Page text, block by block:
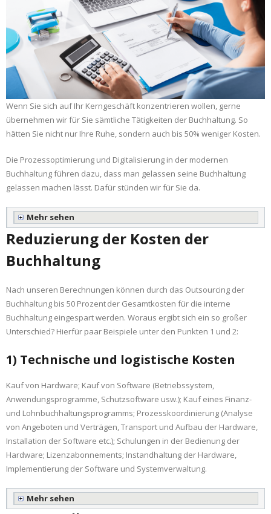
Wenn Sie sich auf Ihr Kerngeschäft konzentrieren wollen, gerne
übernehmen wir für Sie sämtliche Tätigkeiten der Buchhaltung. So
hätten Sie nicht nur Ihre Ruhe, sondern auch bis 50% weniger Kosten.
Die Prozessoptimierung und Digitalisierung in der modernen
Buchhaltung führen dazu, dass man gelassen seine Buchhaltung
gelassen machen lässt. Dafür stünden wir für Sie da.
Mehr sehen
Reduzierung der Kosten der
Buchhaltung
Nach unseren Berechnungen können durch das Outsourcing der
Buchhaltung bis 50 Prozent der Gesamtkosten für die interne
Buchhaltung eingespart werden. Woraus ergibt sich ein so großer
Unterschied? Hierfür paar Beispiele unter den Punkten 1 und 2:
1) Technische und logistische Kosten
Kauf von Hardware; Kauf von Software (Betriebssystem,
Anwendungsprogramme, Schutzsoftware usw.); Kauf eines Finanz-
und Lohnbuchhaltungsprogramms; Prozesskoordinierung (Analyse
von Angeboten und Verträgen, Transport und Aufbau der Hardware,
Installation der Software etc.); Schulungen in der Bedienung der
Hardware; Lizenzabonnements; Instandhaltung der Hardware,
Implementierung der Software und Systemverwaltung.
Mehr sehen